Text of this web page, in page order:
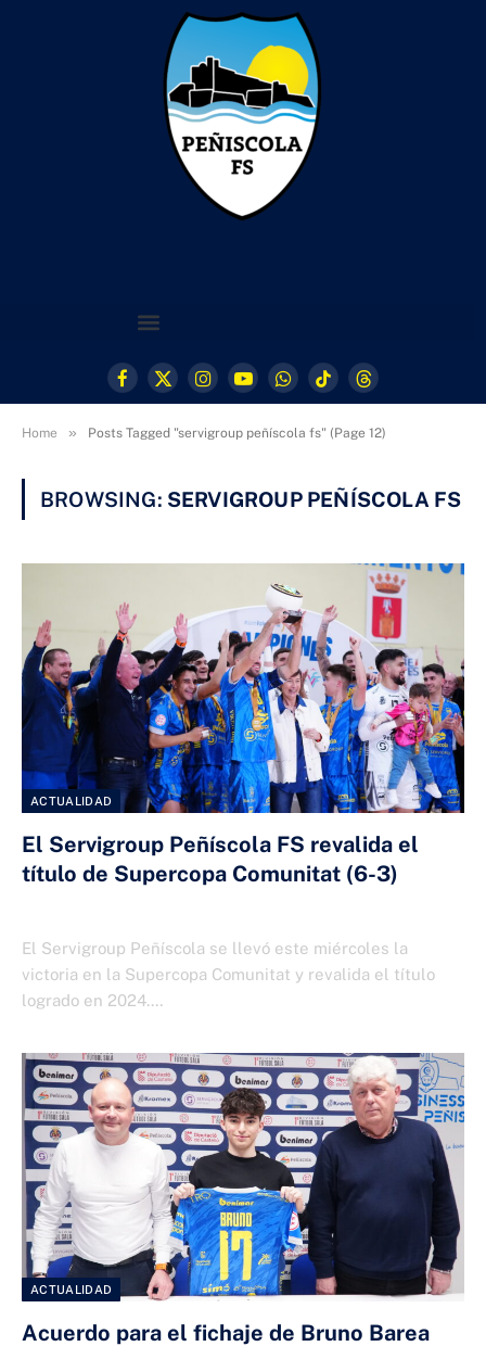
Facebook
X
(Twitter)
Instagram
YouTubeWhatsApp
TikTokThreads
Home » Posts Tagged "servigroup peñíscola fs" (Page 12)
BROWSING: SERVIGROUP PEÑÍSCOLA FS
ACTUALIDAD
El Servigroup Peñíscola FS revalida el
título de Supercopa Comunitat (6-3)
El Servigroup Peñíscola se llevó este miércoles la
victoria en la Supercopa Comunitat y revalida el título
logrado en 2024.…
ACTUALIDAD
Acuerdo para el fichaje de Bruno Barea